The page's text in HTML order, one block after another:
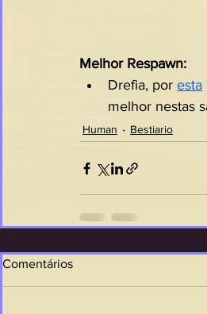
Melhor Respawn:
Drefia, por esta
melhor nestas
Human Bestiario
Comentários